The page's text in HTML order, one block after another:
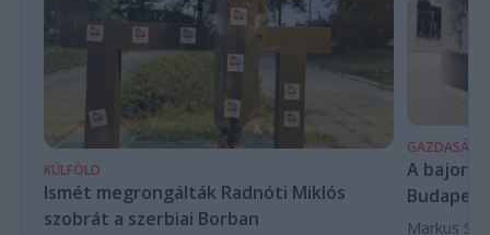
KÜLFÖLD
Ismét megrongálták Radnóti Miklós
szobrát a szerbiai Borban
GAZDASÁG
A bajor
Markus